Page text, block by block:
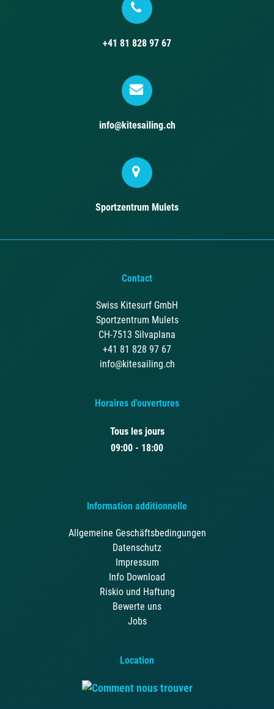
+41 81 828 97 67
info@kitesailing.ch
Sportzentrum Mulets
Contact
Swiss Kitesurf GmbH
Sportzentrum Mulets
CH-7513 Silvaplana
+41 81 828 97 67
info@kitesailing.ch
Horaires d'ouvertures
Tous les jours
09:00 - 18:00
Information additionnelle
Allgemeine Geschäftsbedingungen
Datenschutz
Impressum
Info Download
Riskio und Haftung
Bewerte uns
Jobs
Location